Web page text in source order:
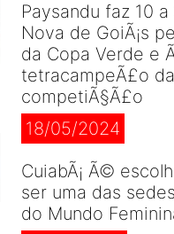
Paysandu faz 10
Nova de GoiÃ¡s
da Copa Verde e
tetracampeÃ£o da
competiÃ§Ã£o
18/05/2024
CuiabÃ¡ Ã©
ser uma das
do Mundo